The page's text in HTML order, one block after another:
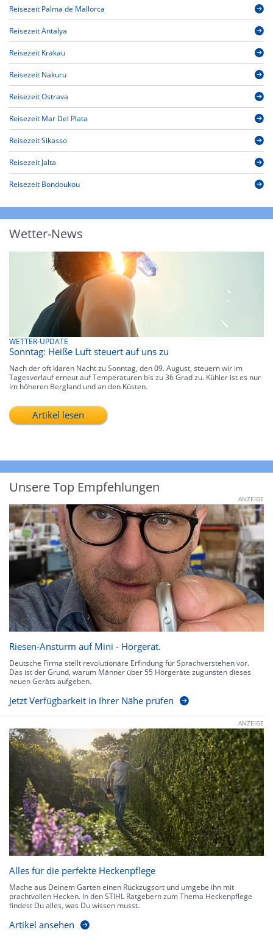
Reisezeit Palma de Mallorca
Reisezeit Antalya
Reisezeit Krakau
Reisezeit Nakuru
Reisezeit Ostrava
Reisezeit Mar Del Plata
Reisezeit Sikasso
Reisezeit Jalta
Reisezeit Bondoukou
Wetter-News
WETTER-UPDATE
Sonntag: Heiße Luft steuert auf uns zu
Nach der oft klaren Nacht zu Sonntag, den 09. August, steuern wir im
Tagesverlauf erneut auf Temperaturen bis zu 36 Grad zu. Kühler ist es nur
im höheren Bergland und an den Küsten.
Artikel lesen
Unsere Top Empfehlungen
ANZEIGE
Riesen-Ansturm auf Mini - Hörgerät.
Deutsche Firma stellt revolutionäre Erfindung für Sprachverstehen vor.
Das ist der Grund, warum Männer über 55 Hörgeräte zugunsten dieses
neuen Geräts aufgeben.
Jetzt Verfügbarkeit in Ihrer Nähe prüfen
ANZEIGE
Alles für die perfekte Heckenpflege
Mache aus Deinem Garten einen Rückzugsort und umgebe ihn mit
prachtvollen Hecken. In den STIHL Ratgebern zum Thema Heckenpflege
findest Du alles, was Du wissen musst.
Artikel ansehen